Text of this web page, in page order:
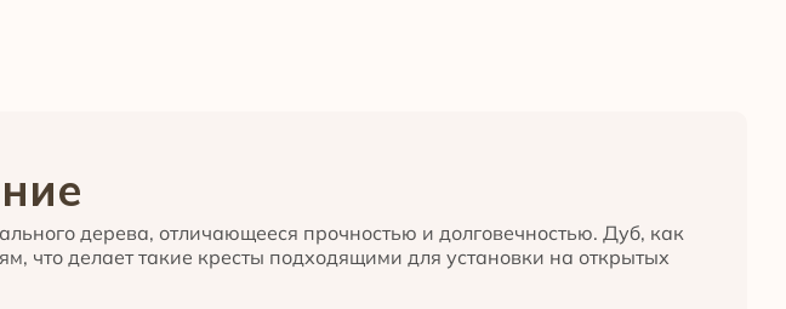
дерева, отличающееся прочностью и долговечностью. Дуб, как
что делает такие кресты подходящими для установки на открытых